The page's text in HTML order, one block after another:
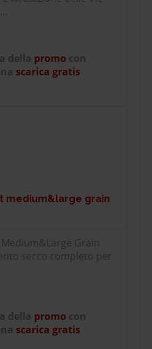
della promo con
scarica gratis
medium&large grain
Grain
secco completo per
della promo con
scarica gratis